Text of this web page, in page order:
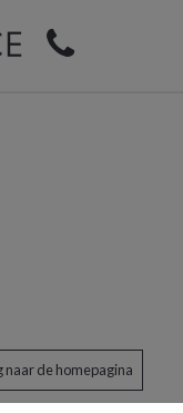
naar de homepagina